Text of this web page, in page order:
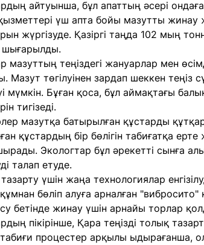
айтуынша, бұл апаттың әсері
үш апта бойы мазутты жинау
жүргізуде. Қазіргі таңда 102 мың
мазуттың теңіздегі жануарлар мен
Мазут төгілуінен зардап шеккен теңіз
мүмкін. Бұған қоса, бұл аймақтағы
тигізеді.
мазутқа батырылған құстарды
құстардың бір бөлігін табиғатқа
Экологтар бұл әрекетті сынға
талап етуде.
үшін жаңа технологиялар
бөліп алуға арналған
бетінде жинау үшін арнайы торлар
пікірінше, Қара теңізді толық
процестер арқылы ыдырағанша,